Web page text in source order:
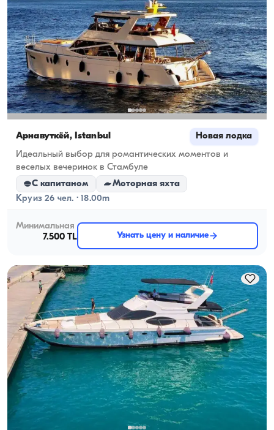
Арнавуткёй, İstanbul Новая лодка
Идеальный выбор для романтических моментов и
веселых вечеринок в Стамбуле
С капитаном
Моторная яхта
Круиз 26 чел. · 18.00m
Минимальная
7.500 TL
Узнать цену и наличие